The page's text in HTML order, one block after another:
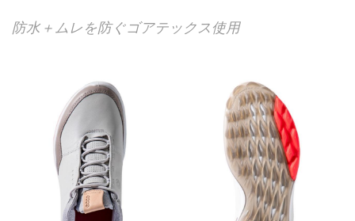
防水＋ムレを防ぐゴアテックス使用